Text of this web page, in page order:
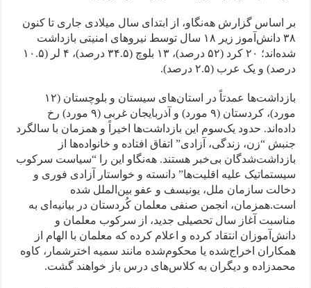
بر اساس گزارش هه‌نگاو، از ابتدای سال میلادی جاری تا کنون
۳۸ دانش‌آموز زیر ۱۸ سال توسط نیروهای امنیتی بازداشت
شده‌اند؛ ۲۰ کرد (۵۲ درصد)، ۱۳ بلوچ (۳۴.۵ درصد)، ۴ لر (۱۰.۵
درصد) و یک عرب (۲.۵ درصد).
بازداشت‌ها عمدتاً در استان‌های سیستان و بلوچستان (۱۲
مورد)، کردستان (۹ مورد) و آذربایجان غربی (۹ مورد) رخ
دادەاند. حدود یک‌سوم این بازداشت‌ها اخیراً و همزمان با سالگرد
جنبش “زن، زندگی، آزادی” اتفاق افتاده و خانواده‌ها از
بازداشت‌شدگان بی‌خبر هستند. هه‌نگاو این را “سیاست سرکوب
سیستماتیک علیه اقلیت‌ها” دانسته و خواستار آزادی فوری و
دخالت سازمان ملل، یونیسف و عفو بین‌الملل شده
است.همزمان، انجمن صنفی معلمان کُردستان در بیانیه‌ای به
مناسبت آغاز سال تحصیلی جدید، از سرکوب معلمان و
دانش‌آموزان انتقاد کرده و اعلام کرده که معلمان با الهام از
همکاران اخراج‌شده یا محکوم‌شده مانند سمیه اخترشمار، کاوه
محمدزاده و دیگران به کلاس‌های درس باز خواهند گشت.